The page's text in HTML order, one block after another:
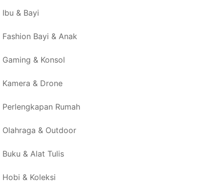
Ibu & Bayi
Fashion Bayi & Anak
Gaming & Konsol
Kamera & Drone
Perlengkapan Rumah
Olahraga & Outdoor
Buku & Alat Tulis
Hobi & Koleksi